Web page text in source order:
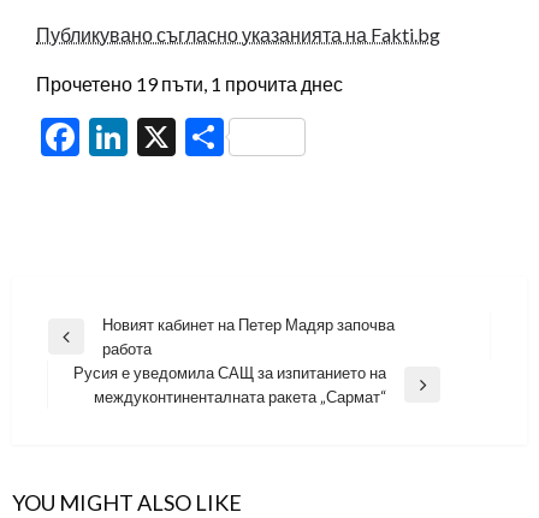
Публикувано съгласно указанията на Fakti.bg
Прочетено 19 пъти, 1 прочита днес
Facebook
LinkedIn
X Share
Навигация
Previous
Post
Новият кабинет на Петер Мадяр започва
работа
Next
Русия е уведомила САЩ за изпитанието на
междуконтиненталната ракета „Сармат“
YOU MIGHT ALSO LIKE